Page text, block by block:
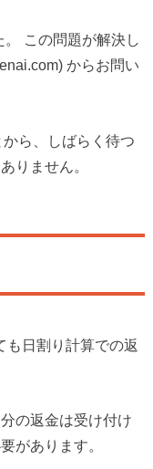
。 この問題が解決し
からお問い
ら、しばらく待つ
りません。
も日割り計算での返
の返金は受け付け
があります。